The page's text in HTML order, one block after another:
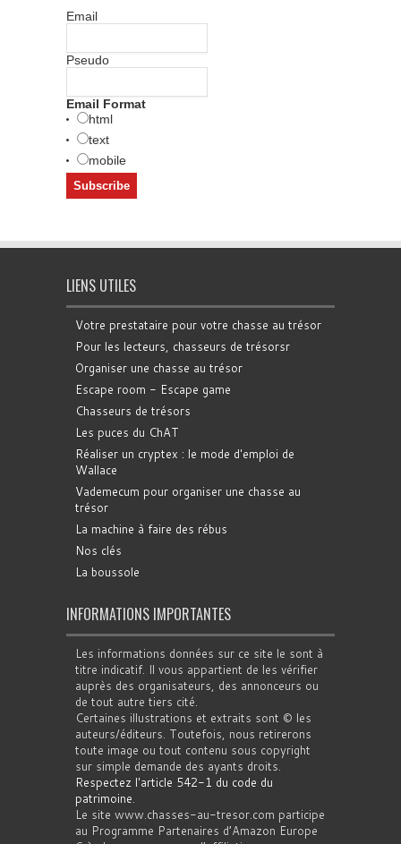
Email
Pseudo
Email Format
html
text
mobile
LIENS UTILES
Votre prestataire pour votre chasse au trésor
Pour les lecteurs, chasseurs de trésorsr
Organiser une chasse au trésor
Escape room - Escape game
Chasseurs de trésors
Les puces du ChAT
Réaliser un cryptex : le mode d'emploi de
Wallace
Vademecum pour organiser une chasse au
trésor
La machine à faire des rébus
Nos clés
La boussole
INFORMATIONS IMPORTANTES
Les informations données sur ce site le sont à
titre indicatif. Il vous appartient de les vérifier
auprès des organisateurs, des annonceurs ou
de tout autre tiers cité.
Certaines illustrations et extraits sont © les
auteurs/éditeurs. Toutefois, nous retirerons
toute image ou tout contenu sous copyright
sur simple demande des ayants droits.
Respectez l'article 542-1 du code du
patrimoine.
Le site www.chasses-au-tresor.com participe
au Programme Partenaires d’Amazon Europe